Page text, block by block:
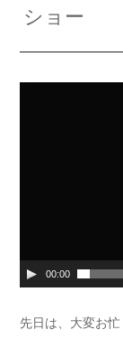
ショー
動
00:00
先日は、大変お